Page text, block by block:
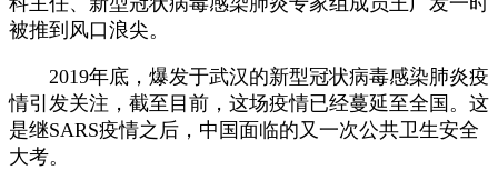
被推到风口浪尖。
2019年底，爆发于武汉的新型冠状病毒感染肺炎疫
情引发关注，截至目前，这场疫情已经蔓延至全国。这
是继SARS疫情之后，中国面临的又一次公共卫生安全
大考。